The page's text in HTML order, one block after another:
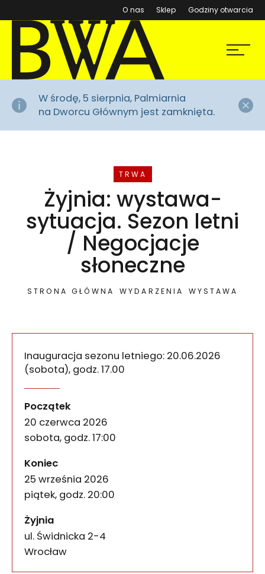
O nas Sklep (otwiera się w nowym
Godziny otwarcia
BWA Wrocław
Galerie Sztuki Współczesnej
Menu
W środę, 5 sierpnia, Palmiarnia
na Dworcu Głównym jest zamknięta.
WYDARZENIE
TRWA
Żyjnia: wystawa-
sytuacja. Sezon letni
/ Negocjacje
słoneczne
STRONA GŁÓWNA WYDARZENIA WYSTAWA
Inauguracja sezonu letniego: 20.06.2026
(sobota), godz. 17.00
Negocjacje słoneczne to letnia odsłona Żyjni,
Początek
20 czerwca 2026
sobota, godz. 17:00
Koniec
25 września 2026
piątek, godz. 20:00
Żyjnia
ul. Świdnicka 2-4
50-067
Wrocław